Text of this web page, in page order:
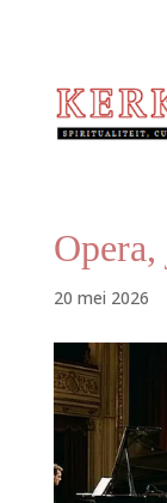
Opera,
20 mei 2026